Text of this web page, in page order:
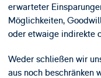
erwarteter
Möglichkeiten,
oder etwaige indirekte
Weder schließen wir
aus noch beschränken